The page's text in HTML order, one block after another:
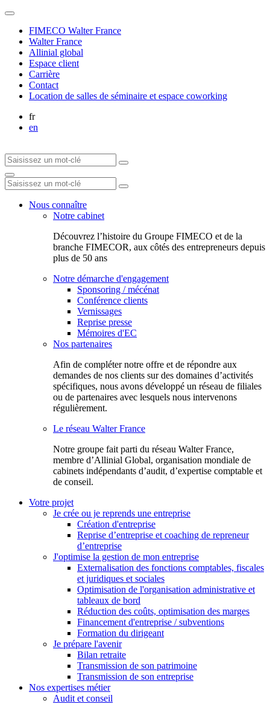
FIMECO Walter France
Walter France
Allinial global
Espace client
Carrière
Contact
Location de salles de séminaire et espace coworking
fr
en
Nous connaître
Notre cabinet
Découvrez l’histoire du Groupe FIMECO et de la
branche FIMECOR, aux côtés des entrepreneurs depuis
plus de 50 ans
Notre démarche d'engagement
Sponsoring / mécénat
Conférence clients
Vernissages
Reprise presse
Mémoires d'EC
Nos partenaires
Afin de compléter notre offre et de répondre aux
demandes de nos clients sur des domaines d’activités
spécifiques, nous avons développé un réseau de filiales
ou de partenaires avec lesquels nous intervenons
régulièrement.
Le réseau Walter France
Notr​e groupe fait parti du réseau Walter France,
membre d’Allinial Global, organisation mondiale de
cabinets indépendants d’audit, d’expertise comptable et
de conseil.
Votre projet
Je crée ou je reprends une entreprise
Création d'entreprise
Reprise d’entreprise et coaching de repreneur
d’entreprise
J'optimise la gestion de mon entreprise
Externalisation des fonctions comptables, fiscales
et juridiques et sociales
Optimisation de l'organisation administrative et
tableaux de bord
Réduction des coûts, optimisation des marges
Financement d'entreprise / subventions
Formation du dirigeant
Je prépare l'avenir
Bilan retraite
Transmission de son patrimoine
Transmission de son entreprise
Nos expertises métier
Audit et conseil